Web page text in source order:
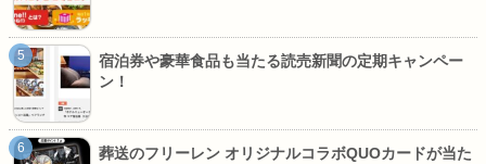
宿泊券や豪華食品も当たる読売新聞の定期キャンペー
ン！
葬送のフリーレン オリジナルコラボQUOカードが当た